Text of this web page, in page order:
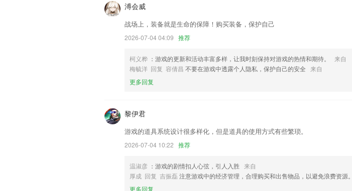
溥会威
战场上，装备就是生命的保障！购买装备，保护自己
2026-07-04 04:09 推荐
柯义桦 ：游戏的更新和活动丰富多样，让我时刻保持对游戏的热情和期待。
来自
梅毓洋 回复 容倩昌 不要在游戏中透露个人隐私，保护自己的安全 来自
更多回复
黎伊君
游戏的道具系统设计很多样化，但是道具的使用方式有些繁琐。
2026-07-04 10:22 推荐
温淑彦 ：游戏的剧情扣人心弦，引人入胜 来自
厚成 回复 吉振磊 注意游戏中的经济管理，合理购买和出售物品，以避免浪费资源。
更多回复